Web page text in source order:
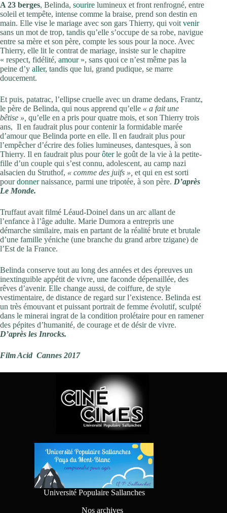
A 23 berges, Belinda, sourire lumineux et front renfrogné, entre
soleil et tempête, intense comme la braise, prend son destin en
main. Elle vise le mariage avec son gars Thierry, qui voit venir
sans un mot de trop, tandis qu’elle s’occupe de sa robe, navigue
entre sa mère et son père, compte les sous pour la noce. Avec
Thierry, elle lit le contrat de mariage, insiste sur le chapitre
« respect, fidélité, amour», sans quoi ce n’est même pas la
peine d’y aller, tandis que lui, grand pudique, se marre
doucement.
Et puis, patatrac, l’ellipse cruelle avec un drame dedans, Frantz,
le père de Belinda, qui nous apprend qu’elle « a fait une
bêtise », qu’elle en a pris pour quatre mois, et son Thierry trois
ans, Il en faudrait plus pour contenir la formidable marée
d’amour que Belinda porte en elle. Il en faudrait plus pour
l’empêcher d’écrire des folies lumineuses, dantesques, à son
Thierry. Il en faudrait plus pourôterle goût de la vie à la petite-
fille d’un couple qui s’est connu, adolescent, au camp nazi
alsacien du Struthof, « comme des juifs », et qui en est sorti
pourdonnernaissance, parmi une tripotée, à son père. D’après
Le Monde.
Truffaut avait filmé Léaud-Doinel dans un arc allant de
l’enfance à l’âge adulte. Marie Dumora a entrepris une
démarche similaire, mais en partant de la réalité brute et brutale
d’une famille yéniche (une branche du grand arbre tzigane) de
l’Est de la France.
Belinda conserve tout au long des années et des épreuves un
inextinguible appétit de vivre, une faconde dépenaillée, des
rêves d’avenir. Elle change aussi, de coiffure, de style
vestimentaire, de distance de regard sur l’existence. Belinda est
un très émouvant et puissant portrait de femme évolutif, sculpté
dans le minerai ingrat de la condition prolétaire pour en ramener
des pépites d’humanité, de courage et de désir de vivre.
D’après les Inrocks.
Film Acid Cannes 2017
Université Populaire Sallanches
Nos archives